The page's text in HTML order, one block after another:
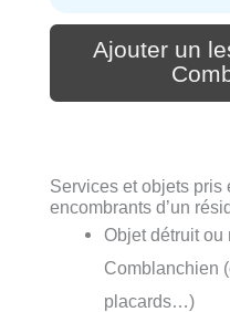
Ajouter un
Services et objets pris
encombrants d’un
Objet détruit ou
Comblanchien
placards…)